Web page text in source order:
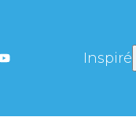
Inspiré